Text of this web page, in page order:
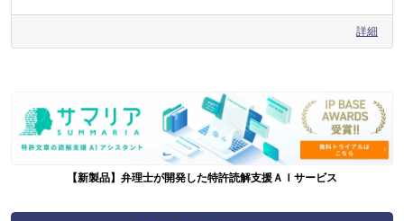
詳細
【新製品】弁理士が開発した特許読解支援ＡＩサービス